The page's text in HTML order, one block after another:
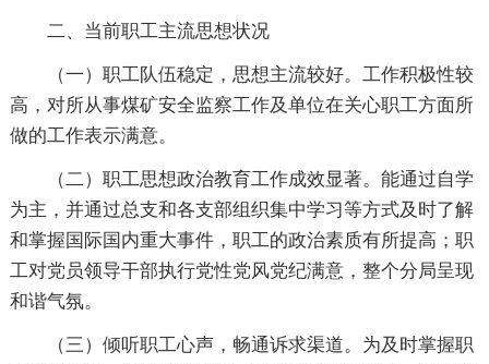
二、当前职工主流思想状况
（一）职工队伍稳定，思想主流较好。工作积极性较
高，对所从事煤矿安全监察工作及单位在关心职工方面所
做的工作表示满意。
（二）职工思想政治教育工作成效显著。能通过自学
为主，并通过总支和各支部组织集中学习等方式及时了解
和掌握国际国内重大事件，职工的政治素质有所提高；职
工对党员领导干部执行党性党风党纪满意，整个分局呈现
和谐气氛。
（三）倾听职工心声，畅通诉求渠道。为及时掌握职